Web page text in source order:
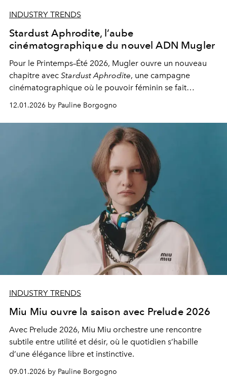
INDUSTRY TRENDS
Stardust Aphrodite, l’aube
cinématographique du nouvel ADN Mugler
Pour le Printemps–Été 2026, Mugler ouvre un nouveau
chapitre avec Stardust Aphrodite, une campagne
cinématographique où le pouvoir féminin se fait
mystère, tension et lumière.
12.01.2026 by Pauline Borgogno
INDUSTRY TRENDS
Miu Miu ouvre la saison avec Prelude 2026
Avec Prelude 2026, Miu Miu orchestre une rencontre
subtile entre utilité et désir, où le quotidien s’habille
d’une élégance libre et instinctive.
09.01.2026 by Pauline Borgogno